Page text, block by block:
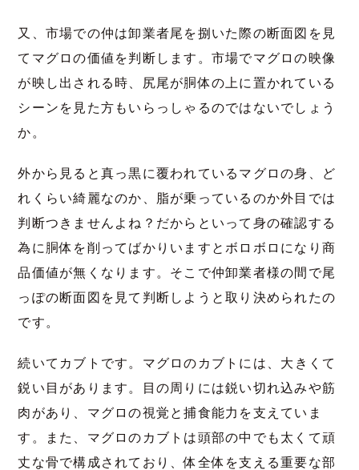
又、市場での仲は卸業者尾を捌いた際の断面図を見
てマグロの価値を判断します。市場でマグロの映像
が映し出される時、尻尾が胴体の上に置かれている
シーンを見た方もいらっしゃるのではないでしょう
か。
外から見ると真っ黒に覆われているマグロの身、ど
れくらい綺麗なのか、脂が乗っているのか外目では
判断つきませんよね？だからといって身の確認する
為に胴体を削ってばかりいますとボロボロになり商
品価値が無くなります。そこで仲卸業者様の間で尾
っぽの断面図を見て判断しようと取り決められたの
です。
続いてカブトです。 マグロのカブトには、大きくて
鋭い目があります。目の周りには鋭い切れ込みや筋
肉があり、マグロの視覚と捕食能力を支えていま
す。また、マグロのカブトは頭部の中でも太くて頑
丈な骨で構成されており、体全体を支える重要な部